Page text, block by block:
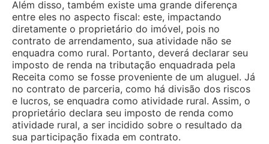
Além disso, também existe uma grande diferença
entre eles no aspecto fiscal: este, impactando
diretamente o proprietário do imóvel, pois no
contrato de arrendamento, sua atividade não se
enquadra como rural. Portanto, deverá declarar seu
imposto de renda na tributação enquadrada pela
Receita como se fosse proveniente de um aluguel. Já
no contrato de parceria, como há divisão dos riscos
e lucros, se enquadra como atividade rural. Assim, o
proprietário declara seu imposto de renda como
atividade rural, a ser incidido sobre o resultado da
sua participação fixada em contrato.